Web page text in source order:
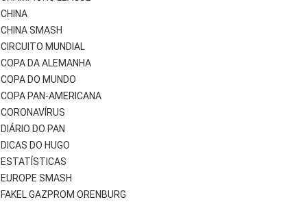
CHINA
CHINA SMASH
CIRCUITO MUNDIAL
COPA DA ALEMANHA
COPA DO MUNDO
COPA PAN-AMERICANA
CORONAVÍRUS
DIÁRIO DO PAN
DICAS DO HUGO
ESTATÍSTICAS
EUROPE SMASH
FAKEL GAZPROM ORENBURG